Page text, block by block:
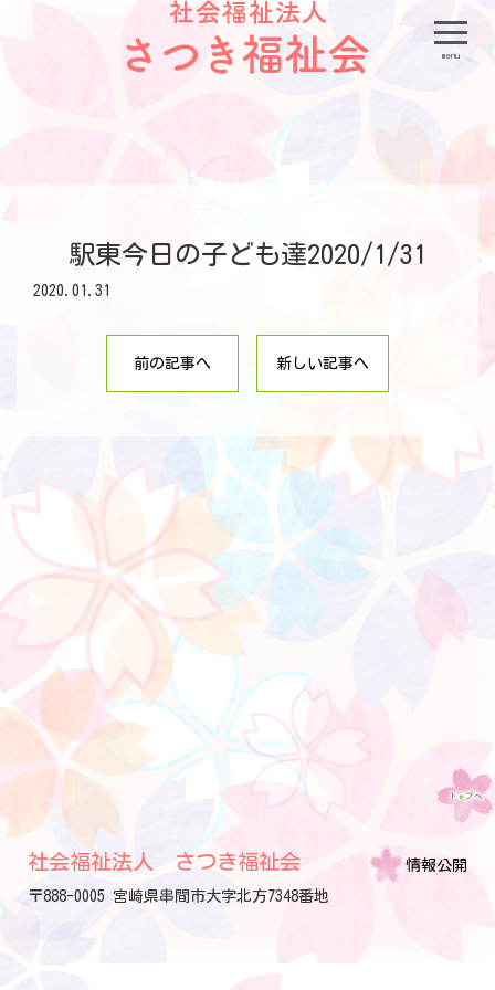
menu
駅東今日の子ども達2020/1/31
2020.01.31
前の記事へ 新しい記事へ
社会福祉法人 さつき福祉会
〒888-0005 宮崎県串間市大字北方7348番地
情報公開